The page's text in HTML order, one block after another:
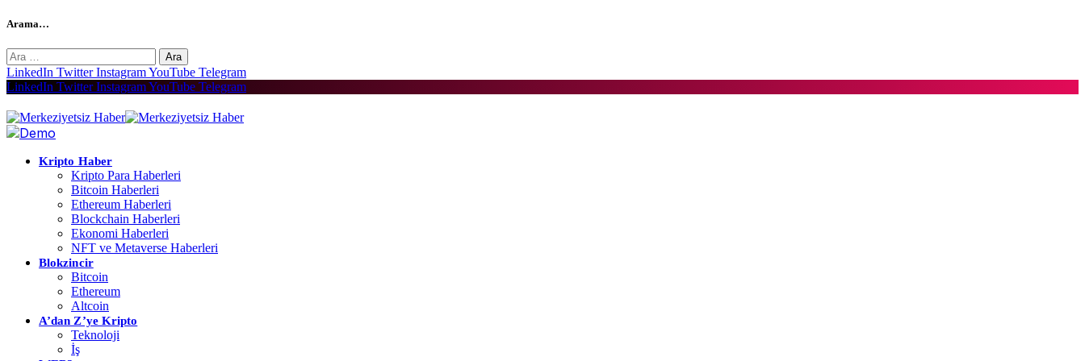
Arama…
Arama:
LinkedIn Twitter InstagramYouTube Telegram
LinkedIn Twitter InstagramYouTube Telegram
Kripto Haber
Kripto Para Haberleri
Bitcoin Haberleri
Ethereum Haberleri
Blockchain Haberleri
Ekonomi Haberleri
NFT ve Metaverse Haberleri
Blokzincir
Bitcoin
Ethereum
Altcoin
A’dan Z’ye Kripto
Teknoloji
İş